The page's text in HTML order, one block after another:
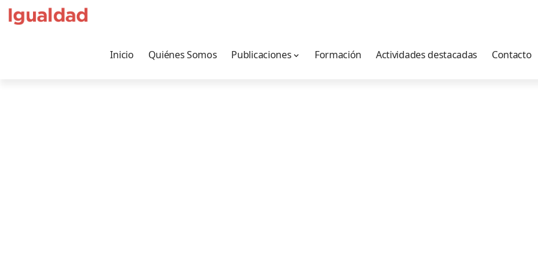
Inicio Quiénes Somos Publicaciones Formación Actividades destacadas Contacto